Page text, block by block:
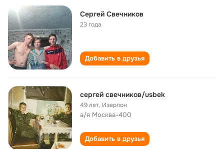
Сергей Свечников
23 года
Добавить в друзья
сергей свечников/usbek
49 лет, Изерлон
а/я Москва-400
Добавить в друзья